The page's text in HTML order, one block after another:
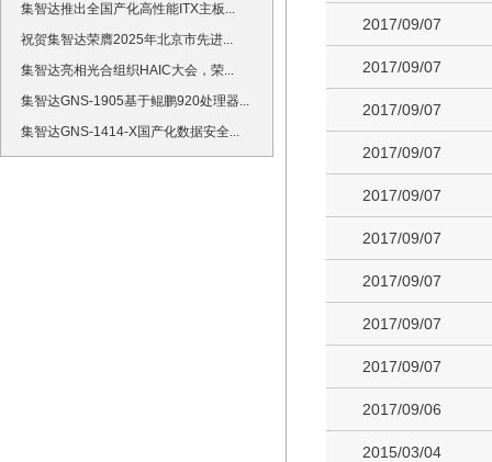
集智达推出全国产化高性能ITX主板...
祝贺集智达荣膺2025年北京市先进...
集智达亮相光合组织HAIC大会，荣...
集智达GNS-1905基于鲲鹏920处理器...
集智达GNS-1414-X国产化数据安全...
2017/09/07
2017/09/07
2017/09/07
2017/09/07
2017/09/07
2017/09/07
2017/09/07
2017/09/07
2017/09/07
2017/09/06
2015/03/04